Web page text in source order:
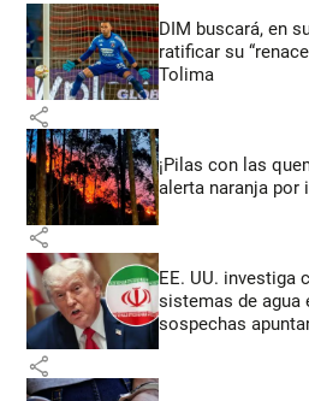
DIM buscará, en
ratificar su
Tolima
share
¡Pilas con las
alerta naranja por
share
EE. UU. investiga
sistemas de agua
sospechas
share